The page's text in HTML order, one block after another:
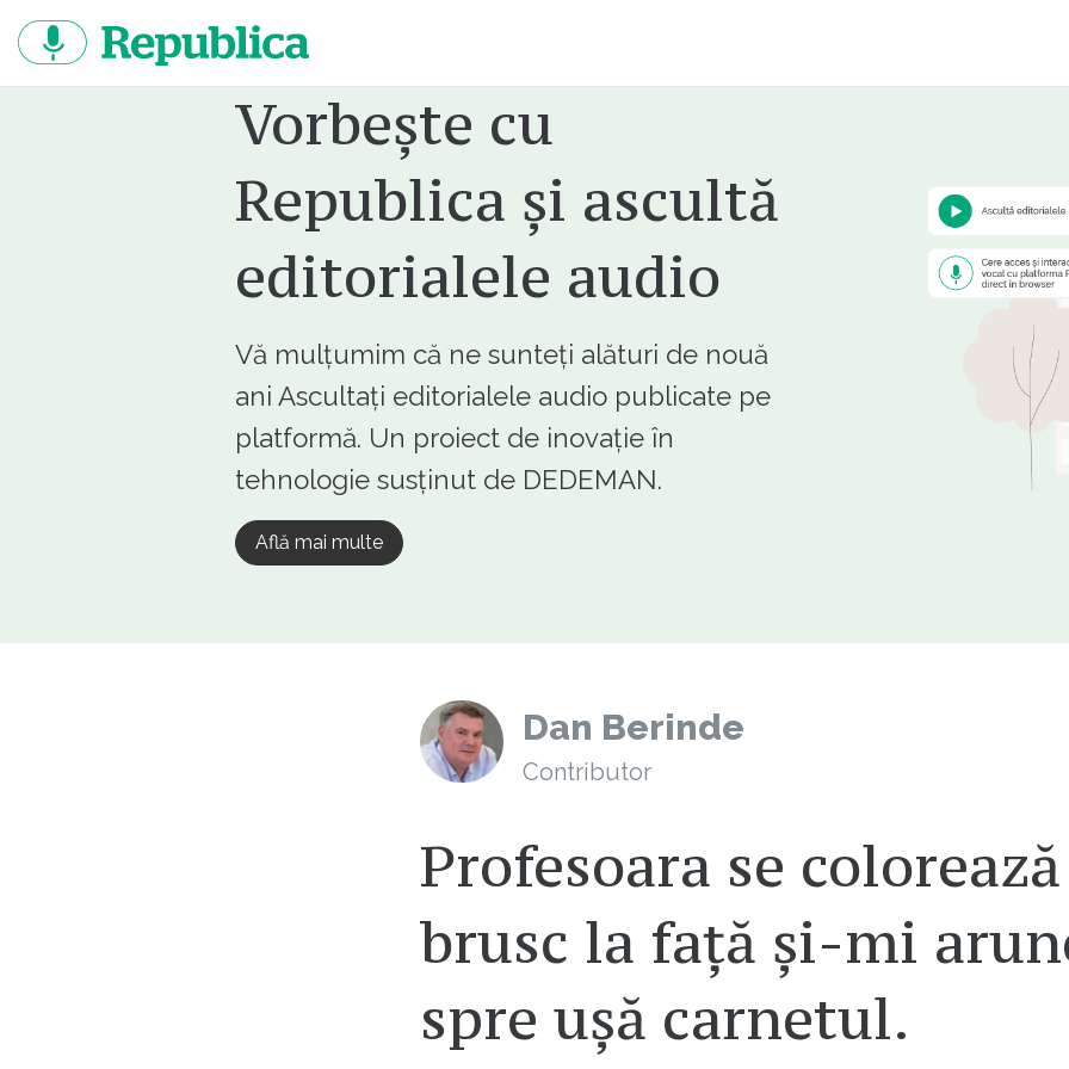
continut
Vorbește cu
Republica și ascultă
editorialele audio
Vă mulțumim că ne sunteți alături de nouă
ani Ascultați editorialele audio publicate pe
platformă. Un proiect de inovație în
tehnologie susținut de DEDEMAN.
Află mai multe
Dan Berinde
Contributor
Profesoara se colorează
brusc la față și-mi
spre ușă carnetul.